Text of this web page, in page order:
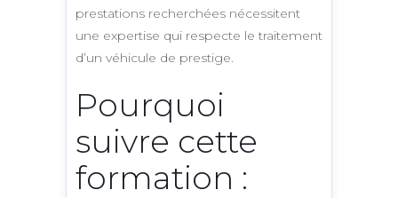
prestations recherchées nécessitent
une expertise qui respecte le traitement
d’un véhicule de prestige.
Pourquoi
suivre cette
formation :